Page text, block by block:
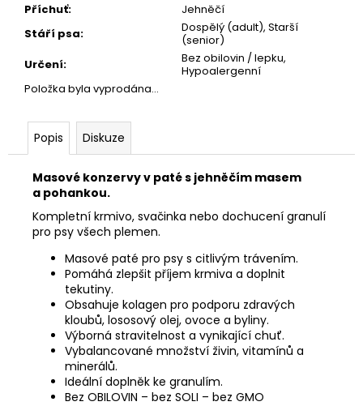
Příchuť:
Jehněčí
Stáří psa:
Dospělý (adult), Starší
(senior)
Určení:
Bez obilovin / lepku,
Hypoalergenní
Položka byla vyprodána…
Popis Diskuze
Masové konzervy v paté s jehněčím masem
a pohankou.
Kompletní krmivo, svačinka nebo dochucení granulí
pro psy všech plemen.
Masové paté pro psy s citlivým trávením.
Pomáhá zlepšit příjem krmiva a doplnit
tekutiny.
Obsahuje kolagen pro podporu zdravých
kloubů, lososový olej, ovoce a byliny.
Výborná stravitelnost a vynikající chuť.
Vybalancované množství živin, vitamínů a
minerálů.
Ideální doplněk ke granulím.
Bez OBILOVIN – bez SOLI – bez GMO
CALIBRA
JOY
DOG
CHICKEN
AND
SALMON
100G
Kč